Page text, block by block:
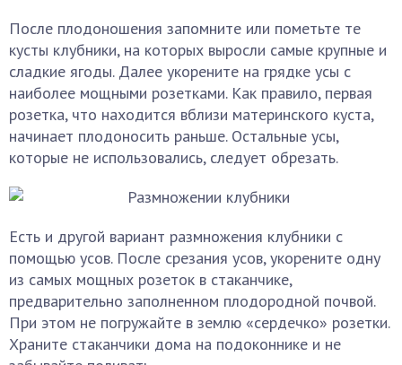
После плодоношения запомните или пометьте те
кусты клубники, на которых выросли самые крупные и
сладкие ягоды. Далее укорените на грядке усы с
наиболее мощными розетками. Как правило, первая
розетка, что находится вблизи материнского куста,
начинает плодоносить раньше. Остальные усы,
которые не использовались, следует обрезать.
Есть и другой вариант размножения клубники с
помощью усов. После срезания усов, укорените одну
из самых мощных розеток в стаканчике,
предварительно заполненном плодородной почвой.
При этом не погружайте в землю «сердечко» розетки.
Храните стаканчики дома на подоконнике и не